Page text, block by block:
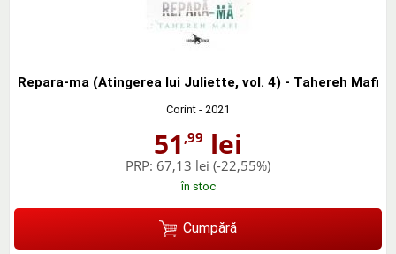
Repara-ma (Atingerea lui Juliette, vol. 4) - Tahereh Mafi
Corint - 2021
51 ,99 lei
PRP: 67,13 lei (-22,55%)
în stoc
Cumpără